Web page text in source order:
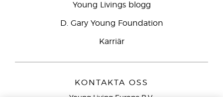
Young Livings blogg
D. Gary Young Foundation
Karriär
KONTAKTA OSS